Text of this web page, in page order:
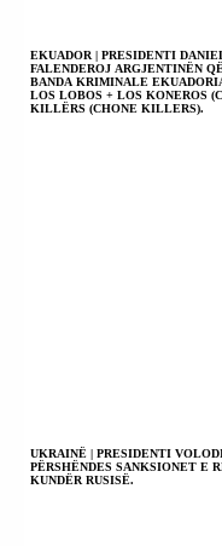
EKUADOR | PRESIDENTI
FALENDEROJ ARGJENTINËN
BANDA KRIMINALE
LOS LOBOS + LOS KONEROS
KILLËRS (CHONE KILLERS).
UKRAINË | PRESIDENTI
PËRSHËNDES SANKSIONET E
KUNDËR RUSISË.